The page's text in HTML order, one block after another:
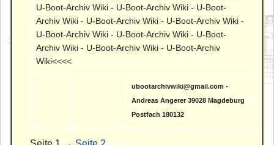
U-Boot-Archiv Wiki - U-Boot-Archiv Wiki - U-Boot-
Archiv Wiki - U-Boot-Archiv Wiki - U-Boot-Archiv Wiki -
U-Boot-Archiv Wiki - U-Boot-Archiv Wiki - U-Boot-
Archiv Wiki - U-Boot-Archiv Wiki - U-Boot-Archiv
Wiki<<<<
ubootarchivwiki@gmail.com -
Andreas Angerer 39028 Magdeburg
Postfach 180132